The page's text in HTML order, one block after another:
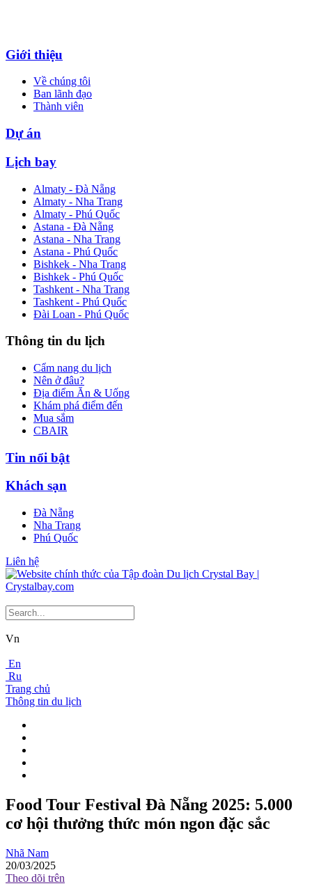
Giới thiệu
Về chúng tôi
Ban lãnh đạo
Thành viên
Dự án
Lịch bay
Almaty - Đà Nẵng
Almaty - Nha Trang
Almaty - Phú Quốc
Astana - Đà Nẵng
Astana - Nha Trang
Astana - Phú Quốc
Bishkek - Nha Trang
Bishkek - Phú Quốc
Tashkent - Nha Trang
Tashkent - Phú Quốc
Đài Loan - Phú Quốc
Thông tin du lịch
Cẩm nang du lịch
Nên ở đâu?
Địa điểm Ăn & Uống
Khám phá điểm đến
Mua sắm
CBAIR
Tin nổi bật
Khách sạn
Đà Nẵng
Nha Trang
Phú Quốc
Liên hệ
Vn
En
Ru
Trang chủ
Thông tin du lịch
Food Tour Festival Đà Nẵng 2025: 5.000
cơ hội thưởng thức món ngon đặc sắc
Nhã Nam
20/03/2025
Theo dõi trên